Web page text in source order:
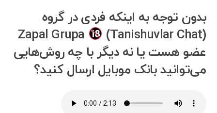
بدون توجه به اینکه فردی در گروه
Zapal Grupa
(Tanishuvlar Chat)
عضو هست یا نه دیگر با چه روش‌هایی
می‌توانید بانک موبایل ارسال کنید؟